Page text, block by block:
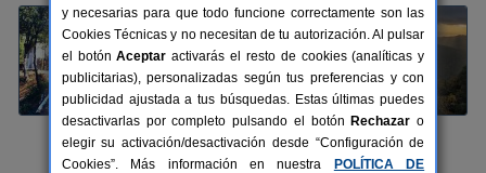
y necesarias para que todo funcione correctamente son las
Cookies Técnicas y no necesitan de tu autorización. Al pulsar
el botónAceptar activarás el resto de cookies (analíticas y
publicitarias), personalizadas según tus preferencias y con
publicidad ajustada a tus búsquedas. Estas últimas puedes
desactivarlas por completo pulsando el botón Rechazar o
elegir su activación/desactivación desde “Configuración de
Cookies”. Más información en nuestra
POLÍTICA DE